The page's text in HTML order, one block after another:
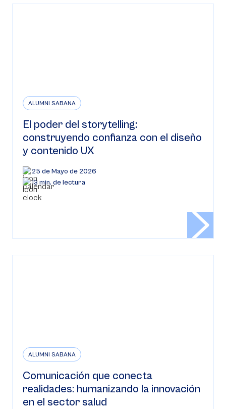
ALUMNI SABANA
El poder del storytelling:
construyendo confianza con el diseño
y contenido UX
25 de Mayo de 2026
13 min. de lectura
ALUMNI SABANA
Comunicación que conecta
realidades: humanizando la innovación
en el sector salud